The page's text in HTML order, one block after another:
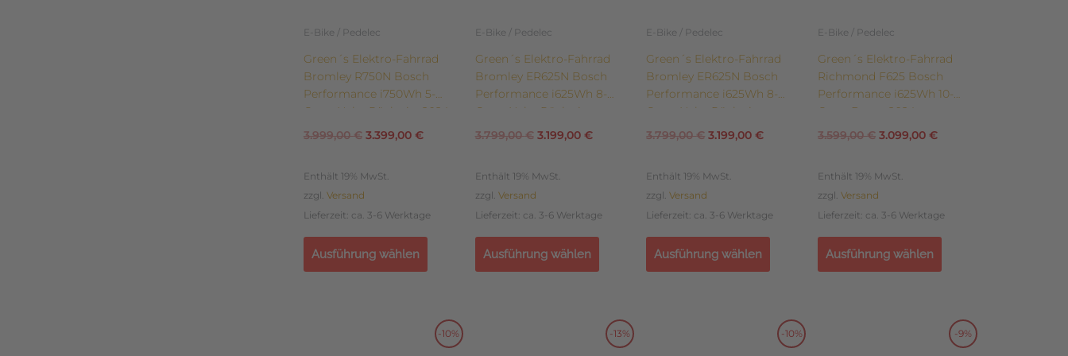
E-Bike / Pedelec
Green´s Elektro-Fahrrad
Bromley R750N Bosch
Performance i750Wh 5-
Gang Nabe Rücktritt 2024
3.999,00€ 3.399,00 €
Enthält 19% MwSt.
zzgl. Versand
Lieferzeit: ca. 3-6 Werktage
Ausführung wählen
gewählt
werden
E-Bike / Pedelec
Green´s Elektro-Fahrrad
Bromley ER625N Bosch
Performance i625Wh 8-
Gang Nabe Rücktritt
3.799,00€ 3.199,00 €
Enthält 19% MwSt.
zzgl. Versand
Lieferzeit: ca. 3-6 Werktage
Ausführung wählen
gewählt
werden
E-Bike / Pedelec
Green´s Elektro-Fahrrad
Bromley ER625N Bosch
Performance i625Wh 8-
Gang Nabe Rücktritt
3.799,00€ 3.199,00€
Enthält 19% MwSt.
zzgl.Versand
Lieferzeit: ca. 3-6 Werktage
Ausführung wählen
gewählt
werden
E-Bike / Pedelec
Green´s Elektro-Fahrrad
Richmond F625 Bosch
Performance i625Wh 10-
Gang Deore 2024
3.599,00€ 3.099,00€
Enthält 19% MwSt.
zzgl.Versand
Lieferzeit: ca. 3-6 Werktage
Ausführung wählen
gewählt
werden
-10%
UrsprünglicherAktueller
-13%
Ursprünglicher
Aktueller
-10%
UrsprünglicherAktueller
-9%
Ursprünglicher
Aktueller